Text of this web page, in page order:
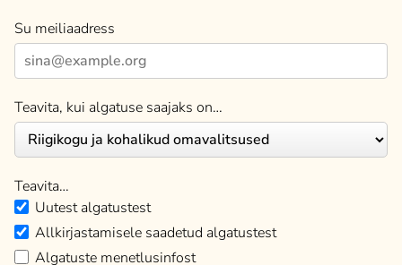
Su meiliaadress
Teavita, kui algatuse saajaks on…
Teavita…
Uutest algatustest
Allkirjastamisele saadetud algatustest
Algatuste menetlusinfost